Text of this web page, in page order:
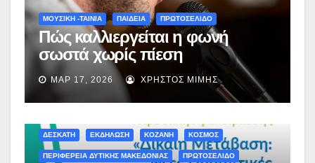
ΜΟΥΣΙΚΗ -ΤΑΙΝΙΑ ΠΑΙΔΕΙΑ ΠΡΩΤΟΣΕΛΙΔΟ
Πώς καλλιεργείται η φωνή
σωστά χωρίς πίεση
ΜΑΡ 17, 2026 ΧΡΉΣΤΟΣ ΜΊΜΗΣ
ΔΕΣΚΑΤΗ ΕΚΔΗΛΩΣΗ ΚΟΖΑΝΗ ΚΟΣΜΟΣ
ΠΕΡΙΦΕΡΕΙΑ ΔΥΤΙΚΗΣ ΜΑΚΕΔΟΝΙΑΣ ΠΡΩΤΟΣΕΛΙΔΟ